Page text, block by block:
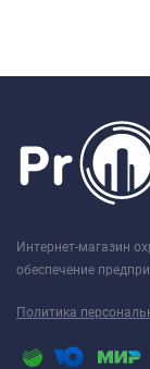
Интернет-магазин
обеспечение
Политика